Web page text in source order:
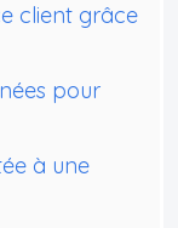
client grâce
pour
à une